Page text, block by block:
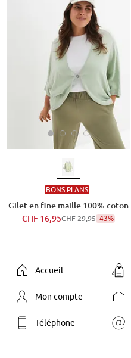
BONS PLANS
Gilet en fine maille 100% coton
CHF 16,95CHF 29,95-43%
Accueil
Mon compte
Téléphone